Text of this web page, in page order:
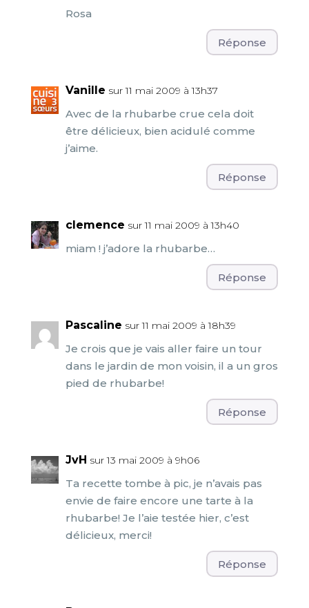
Rosa
Réponse
Vanille sur 11 mai 2009 à 13h37
Avec de la rhubarbe crue cela doit
être délicieux, bien acidulé comme
j’aime.
Réponse
clemence sur 11 mai 2009 à 13h40
miam ! j’adore la rhubarbe…
Réponse
Pascaline sur 11 mai 2009 à 18h39
Je crois que je vais aller faire un tour
dans le jardin de mon voisin, il a un gros
pied de rhubarbe!
Réponse
JvH sur 13 mai 2009 à 9h06
Ta recette tombe à pic, je n’avais pas
envie de faire encore une tarte à la
rhubarbe! Je l’aie testée hier, c’est
délicieux, merci!
Réponse